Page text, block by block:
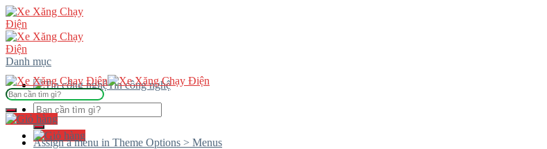
Skip
to
content
Danh mục
Tin công nghệ
Tìm
kiếm:
Tìm
Assign a menu in Theme Options > Menus